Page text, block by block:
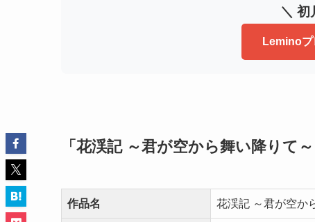
＼ 初
Leminoプ
「花渓記 ～君が空から舞い降りて
作品名 花渓記 ～君が空か